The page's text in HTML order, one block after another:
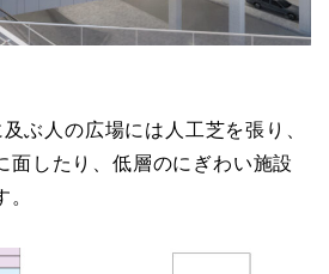
ぶ人の広場には人工芝を張り、
面したり、低層のにぎわい施設